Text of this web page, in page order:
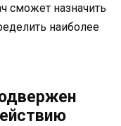
сможет назначить
наиболее